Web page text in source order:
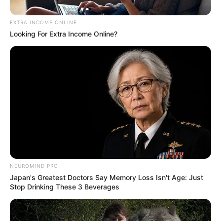
Conmoción en el centro de Bogotá en la torre Bacatá
Por:J. Adriana Pardo
Junio 12, 2025
EXTRA INCOME ONLINE
Looking For Extra Income Online?
NEUROMIND PRO
Japan's Greatest Doctors Say Memory Loss Isn't Age: Just
Stop Drinking These 3 Beverages